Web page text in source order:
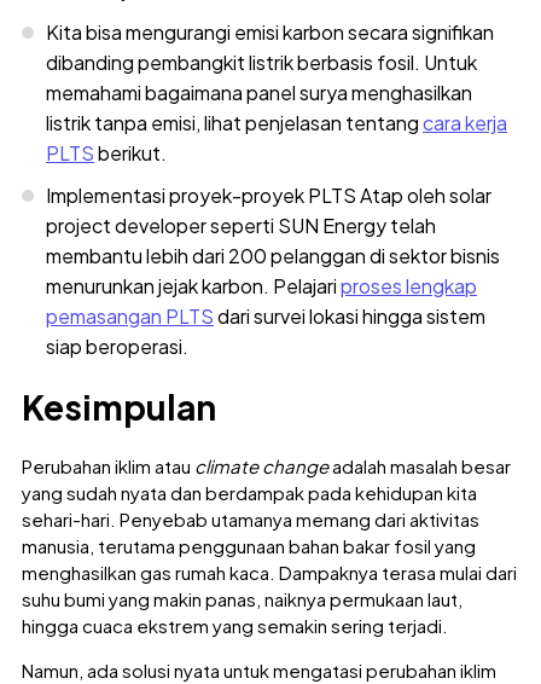
Kita bisa mengurangi emisi karbon secara signifikan
dibanding pembangkit listrik berbasis fosil. Untuk
memahami bagaimana panel surya menghasilkan
listrik tanpa emisi, lihat penjelasan tentangcara kerja
PLTSberikut.
Implementasi proyek-proyek PLTS Atap oleh solar
project developer seperti SUN Energy telah
membantu lebih dari 200 pelanggan di sektor bisnis
menurunkan jejak karbon. Pelajariproses lengkap
pemasangan PLTSdari survei lokasi hingga sistem
siap beroperasi.
Kesimpulan
Perubahan iklim atau climate changeadalah masalah besar
yang sudah nyata dan berdampak pada kehidupan kita
sehari-hari. Penyebab utamanya memang dari aktivitas
manusia, terutama penggunaan bahan bakar fosil yang
menghasilkan gas rumah kaca. Dampaknya terasa mulai dari
suhu bumi yang makin panas, naiknya permukaan laut,
hingga cuaca ekstrem yang semakin sering terjadi.
Namun, ada solusi nyata untuk mengatasi perubahan iklim